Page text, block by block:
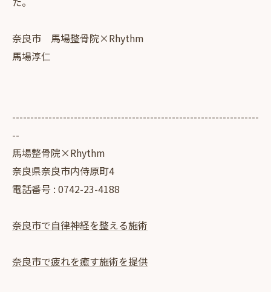
奈良市 馬場整骨院×Rhythm
馬場淳仁
--------------------------------------------------------------------
--
馬場整骨院×Rhythm
奈良県奈良市内侍原町4
電話番号 : 0742-23-4188
奈良市で自律神経を整える施術
奈良市で疲れを癒す施術を提供